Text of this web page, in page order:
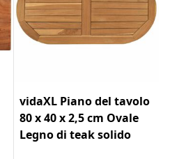
vidaXL Piano del tavolo
80 x 40 x 2,5 cm Ovale
Legno di teak solido